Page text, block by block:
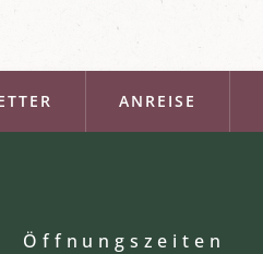
ANREISE
Öffnungszeiten